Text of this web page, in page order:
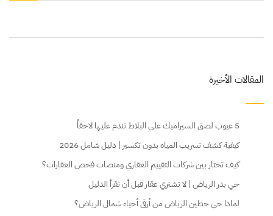
المقالات الأخيرة
5 عيوب لصق السيراميك على البلاط تندم عليها لاحقاً
كيفية كشف تسريب المياه بدون تكسير | دليل شامل 2026
كيف تختار بين شركات التقييم العقاري ومنصات فحص العقارات؟
حي بدر الرياض | لا تشتري عقار قبل أن تقرأ الدليل
لماذا حي حطين الرياض من أرقى أحياء شمال الرياض؟